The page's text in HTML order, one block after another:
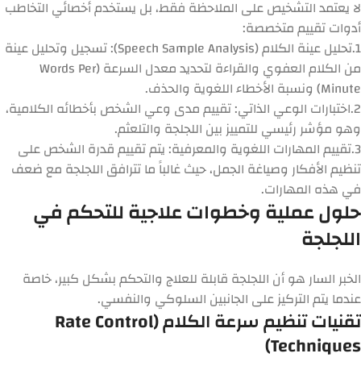
لا يعتمد التشخيص على الملاحظة فقط، بل يستخدم أخصائي التخاطب
أدوات تقييم متخصصة:
1.تحليل عينة الكلام (Speech Sample Analysis):
تسجيل وتحليل عينة
من الكلام العفوي والقراءة لتحديد معدل السرعة (Words Per
Minute) ونسبة الأخطاء اللغوية والحذف.
2. اختبارات الوعي الذاتي:تقييم مدى وعي الشخص بأخطائه الكلامية،
وهو مؤشر رئيسي للتمييز بين اللجلجة والتلعثم.
3.تقييم المهارات اللغوية والمعرفية: يتم تقييم قدرة الشخص على
تنظيم الأفكار وصياغة الجمل، حيث غالباً ما تترافق اللجلجة مع ضعف
في هذه المهارات.
حلول عملية وخطوات علاجية للتحكم في
اللجلجة
الخبر السار هو أن اللجلجة قابلة للعلاج والتحكم بشكل كبير، خاصة
عندما يتم التركيز على الجانبين السلوكي والنفسي.
تقنيات تنظيم سرعة الكلام (Rate Control
Techniques)